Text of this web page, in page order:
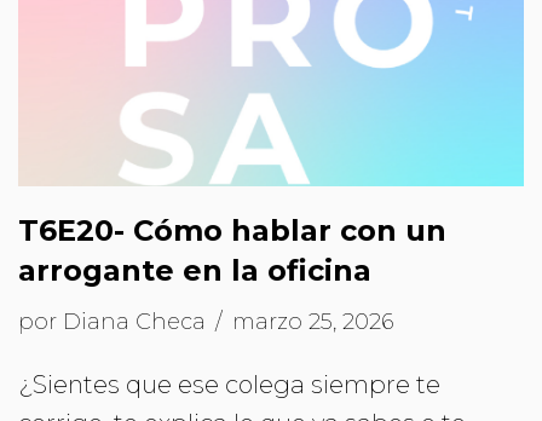
T6E20- Cómo hablar con un
arrogante en la oficina
por Diana Checa marzo 25, 2026
¿Sientes que ese colega siempre te